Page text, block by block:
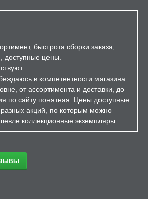
быстрота сборки заказа,
доступные цены.
в компетентности магазина.
от ассортимента и доставки, до
по сайту понятная. Цены доступные.
акций, по которым можно
коллекционные экземпляры.